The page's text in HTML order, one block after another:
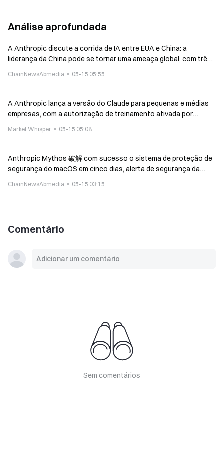
Análise aprofundada
A Anthropic discute a corrida de IA entre EUA e China: a
liderança da China pode se tornar uma ameaça global, com três
ChainNewsAbmedia 05-15 05:55
A Anthropic lança a versão do Claude para pequenas e médias
empresas, com a autorização de treinamento ativada por
Market Whisper 05-15 05:08
Anthropic Mythos 破解 com sucesso o sistema de proteção de
segurança do macOS em cinco dias, alerta de segurança da
ChainNewsAbmedia 05-15 03:15
Comentário
Sem comentários